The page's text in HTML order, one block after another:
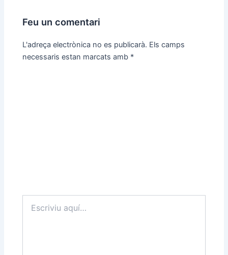
Feu un comentari
L'adreça electrònica no es publicarà. Els camps
necessaris estan marcats amb *
aquí…